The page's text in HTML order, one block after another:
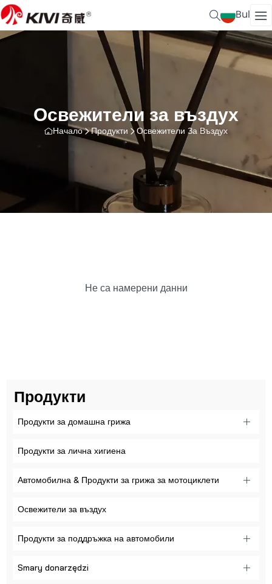
Bul
Освежители за въздух
Начало Продукти Освежители За Въздух
Не са намерени данни
Продукти
Продукти за домашна грижа
Продукти за лична хигиена
Автомобилна & Продукти за грижа за мотоциклети
Освежители за въздух
Продукти за поддръжка на автомобили
Smary donarzędzi